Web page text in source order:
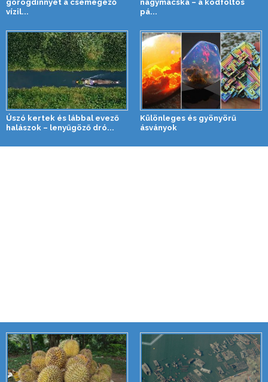
görögdinnyét a csemegéző
vízil...
nagymacska – a ködfoltos
pá...
Úszó kertek és lábbal evező
halászok – lenyűgöző dró...
Különleges és gyönyörű
ásványok